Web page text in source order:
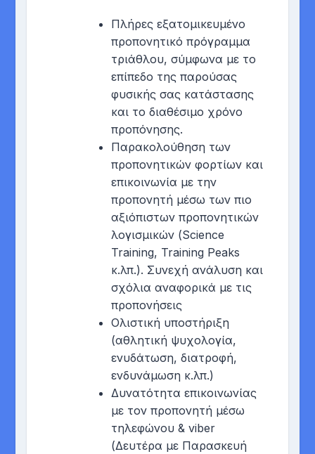
Πλήρες εξατομικευμένο
προπονητικό πρόγραμμα
τριάθλου, σύμφωνα με το
επίπεδο της παρούσας
φυσικής σας κατάστασης
και το διαθέσιμο χρόνο
προπόνησης.
Παρακολούθηση των
προπονητικών φορτίων και
επικοινωνία με την
προπονητή μέσω των πιο
αξιόπιστων προπονητικών
λογισμικών (Science
Training, Training Peaks
κ.λπ.). Συνεχή ανάλυση και
σχόλια αναφορικά με τις
προπονήσεις
Ολιστική υποστήριξη
(αθλητική ψυχολογία,
ενυδάτωση, διατροφή,
ενδυνάμωση κ.λπ.)
Δυνατότητα επικοινωνίας
με τον προπονητή μέσω
τηλεφώνου & viber
(Δευτέρα με Παρασκευή